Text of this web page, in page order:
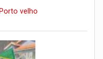
velho